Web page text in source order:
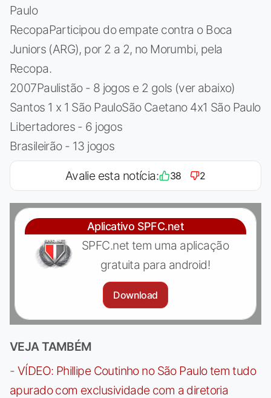
Paulo
RecopaParticipou do empate contra o Boca
Juniors (ARG), por 2 a 2, no Morumbi, pela
Recopa.
2007Paulistão - 8 jogos e 2 gols (ver abaixo)
Santos 1 x 1 São PauloSão Caetano 4x1 São Paulo
Libertadores - 6 jogos
Brasileirão - 13 jogos
Avalie esta notícia: 38 2
Aplicativo SPFC.net
SPFC.net tem uma aplicação
gratuita para android!
Download
VEJA TAMBÉM
- VÍDEO: Phillipe Coutinho no São Paulo tem tudo
apurado com exclusividade com a diretoria